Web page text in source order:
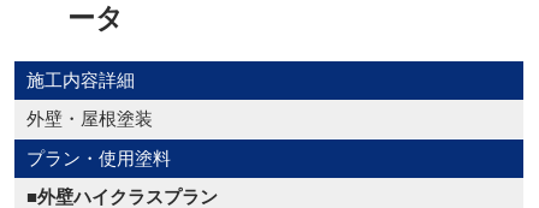
ータ
施工内容詳細
外壁・屋根塗装
プラン・使用塗料
■外壁ハイクラスプラン